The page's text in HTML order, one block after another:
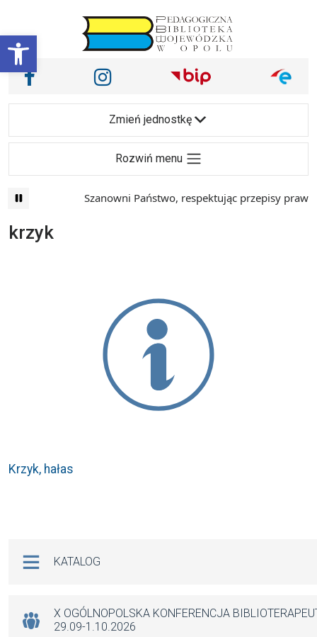
Otwórz pasek narzędzi
Main Navigation
Nasze media społecznościowe i inne
Facebook Instagram
Zmień jednostkę
Rozwiń menu
Szanowni Państwo, respektując przepisy
krzyk
Krzyk, hałas
KATALOG
X OGÓLNOPOLSKA KONFERENCJA
29.09-1.10.2026